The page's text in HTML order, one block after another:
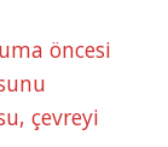
öncesi
çevreyi